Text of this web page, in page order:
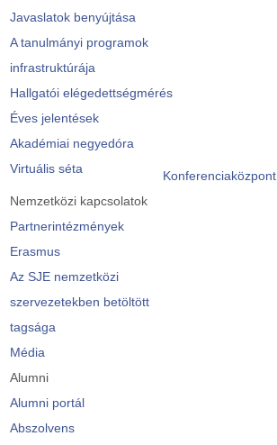
Javaslatok benyújtása
A tanulmányi programok
infrastruktúrája
Hallgatói elégedettségmérés
Éves jelentések
Akadémiai negyedóra
Virtuális séta
Konferenciaközpont
Nemzetközi kapcsolatok
Partnerintézmények
Erasmus
Az SJE nemzetközi
szervezetekben betöltött
tagsága
Média
Alumni
Alumni portál
Abszolvens